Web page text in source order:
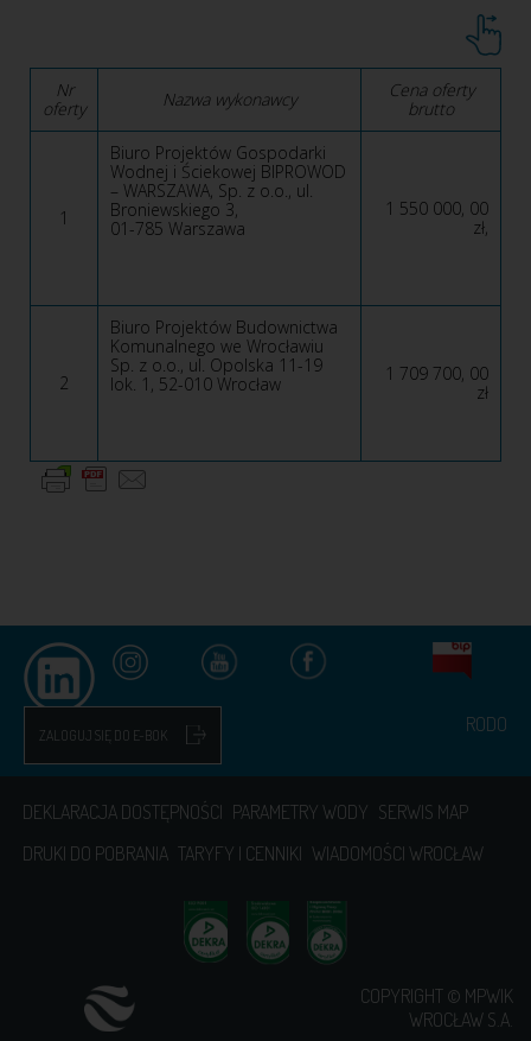
Nr
oferty
Nazwa wykonawcy
Cena oferty
brutto
1
Biuro Projektów Gospodarki
Wodnej i Ściekowej BIPROWOD
– WARSZAWA, Sp. z o.o., ul.
Broniewskiego 3,
01-785 Warszawa
1 550 000, 00
zł,
2
Biuro Projektów Budownictwa
Komunalnego we Wrocławiu
Sp. z o.o., ul. Opolska 11-19
lok. 1, 52-010 Wrocław
1 709 700, 00
zł
ZALOGUJ SIĘ DO E-BOK
DEKLARACJA DOSTĘPNOŚCI PARAMETRY WODY SERWIS MAP
DRUKI DO POBRANIA TARYFY I CENNIKI WIADOMOŚCI WROCŁAW
RODO
COPYRIGHT © MPWIK
WROCŁAW S.A.